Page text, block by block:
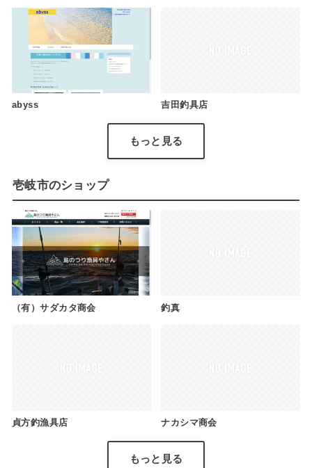
abyss 吉田釣具店
もっと見る
壱岐市のショップ
（有）サダカタ商会 釣真
貞方釣漁具店 ナカシマ商会
もっと見る